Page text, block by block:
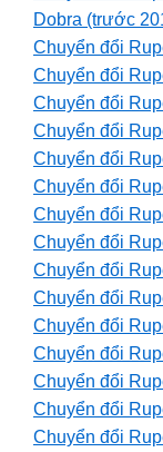
Dobra (trước
Chuyển đổi
Chuyển đổi
Chuyển đổi
Chuyển đổi
Chuyển đổi
Chuyển đổi
Chuyển đổi
Chuyển đổi
Chuyển đổi
Chuyển đổi
Chuyển đổi
Chuyển đổi
Chuyển đổi
Chuyển đổi
Chuyển đổi